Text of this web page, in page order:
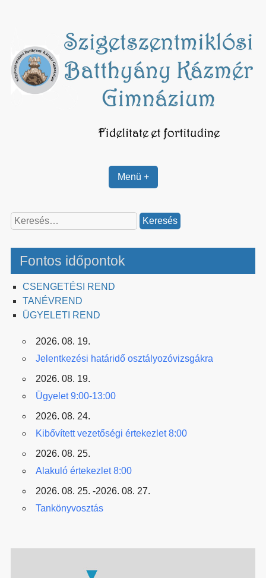
Menü +
Keresés:
Fontos időpontok
CSENGETÉSI REND
TANÉVREND
ÜGYELETI REND
2026. 08. 19.
Jelentkezési határidő osztályozóvizsgákra
2026. 08. 19.
Ügyelet 9:00-13:00
2026. 08. 24.
Kibővített vezetőségi értekezlet 8:00
2026. 08. 25.
Alakuló értekezlet 8:00
2026. 08. 25. -2026. 08. 27.
Tankönyvosztás